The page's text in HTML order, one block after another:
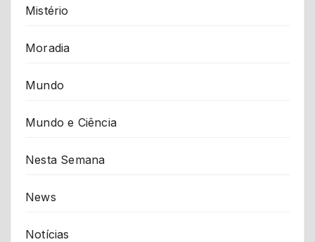
Mistério
Moradia
Mundo
Mundo e Ciência
Nesta Semana
News
Notícias